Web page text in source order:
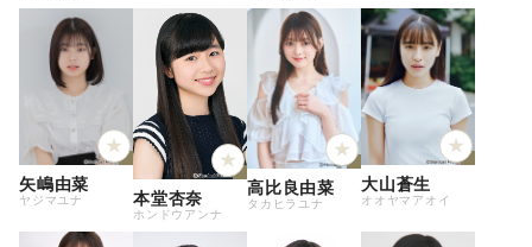
矢嶋由菜
ヤジマユナ 本堂杏奈
ホンドウアンナ
高比良由菜
タカヒラユナ
大山蒼生
オオヤマアオイ